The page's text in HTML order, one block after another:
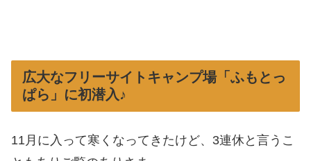
広大なフリーサイトキャンプ場「ふもとっ
ぱら」に初潜入♪
11月に入って寒くなってきたけど、3連休と言うこ